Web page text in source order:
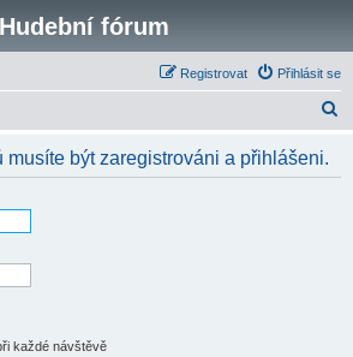
Hudební fórum
Přihlásit se
Registrovat
musíte být zaregistrováni a přihlášeni.
každé návštěvě